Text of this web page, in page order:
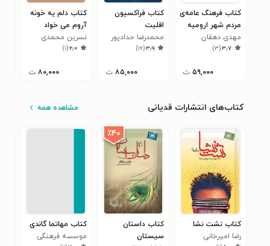
کتاب فرهنگ عامه‌ی
مردم شهر ارومیه
(منیم خالقیم بئله
یاشار)
مهدی دهقان
۳٫۷(۳)
۵۹,۰۰۰ ت
کتاب فراکسیون
اقلیت
محمدرضا حدادپور
جهرمی
۳٫۹(۱۶)
۸۵,۰۰۰ ت
کتاب دلم یه خونه
آروم می خواد
نسرین محمدی
نسب
۲٫۰(۱)
۸۰,۰۰۰ ت
کتاب‌های انتشارات قدیانی مشاهده همه
کتاب نشت نشا
رضا امیرخانی
٪۴۰
کتاب داستان
سیستان
کتاب مهاتما گاندی
موسسه فرهنگی